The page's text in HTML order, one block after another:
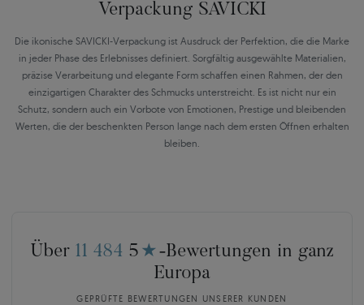
Verpackung SAVICKI
Die ikonische SAVICKI-Verpackung ist Ausdruck der Perfektion, die die Marke
in jeder Phase des Erlebnisses definiert. Sorgfältig ausgewählte Materialien,
präzise Verarbeitung und elegante Form schaffen einen Rahmen, der den
einzigartigen Charakter des Schmucks unterstreicht. Es ist nicht nur ein
Schutz, sondern auch ein Vorbote von Emotionen, Prestige und bleibenden
Werten, die der beschenkten Person lange nach dem ersten Öffnen erhalten
bleiben.
Über 11 484 5 ★ -Bewertungen in ganz
Europa
GEPRÜFTE BEWERTUNGEN UNSERER KUNDEN